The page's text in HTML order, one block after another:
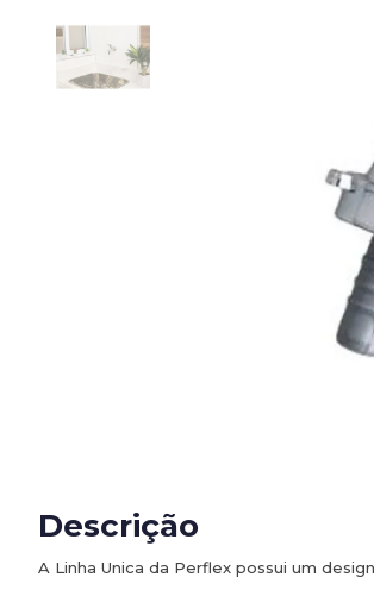
Descrição
A Linha Unica da Perflex possui um